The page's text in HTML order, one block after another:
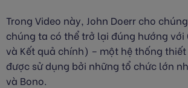
Trong Video này, John Doerr cho
chúng ta có thể trở lại đúng hướng với
và Kết quả chính) – một hệ thống
được sử dụng bởi những tổ chức lớn
và Bono.